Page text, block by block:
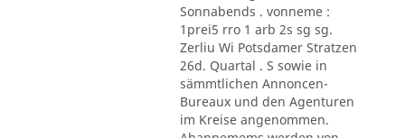
Sonnabends . vonneme :
1prei5 rro 1 arb 2s sg sg.
Zerliu Wi Potsdamer Stratzen
26d. Quartal . S sowie in
sämmtlichen Annoncen-
Bureaux und den Agenturen
im Kreise angenommen.